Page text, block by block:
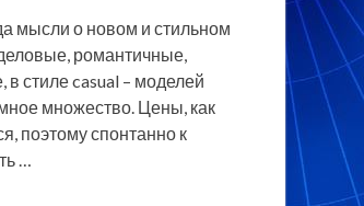
мысли о новом и стильном
романтичные,
в стиле casual – моделей
множество. Цены, как
поэтому спонтанно к
…